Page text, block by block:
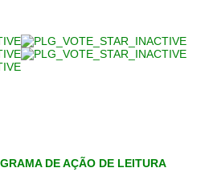
DE AÇÃO DE LEITURA